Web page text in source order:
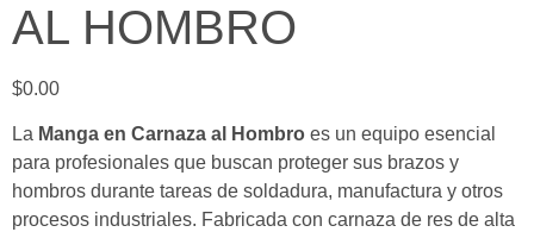
AL HOMBRO
$0.00
La Manga en Carnaza al Hombro es un equipo esencial
para profesionales que buscan proteger sus brazos y
hombros durante tareas de soldadura, manufactura y otros
procesos industriales. Fabricada con carnaza de res de alta